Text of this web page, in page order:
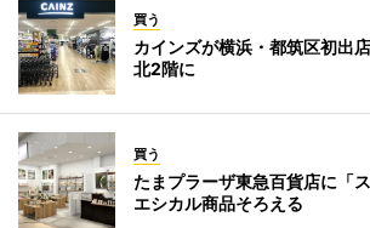
買う
カインズが横浜・都筑区初出
北2階に
買う
たまプラーザ東急百貨店に「
エシカル商品そろえる